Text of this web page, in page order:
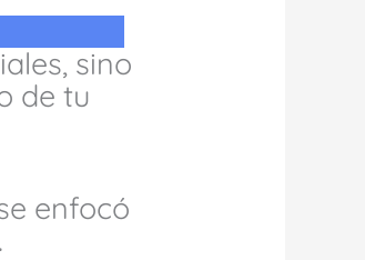
sino
de tu
enfocó